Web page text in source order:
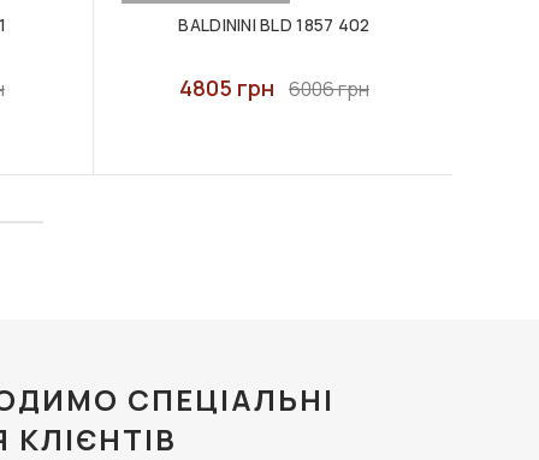
BALDININI BLD 1857 402
4805 грн 6006 грн
СПЕЦІАЛЬНІ
КЛІЄНТІВ